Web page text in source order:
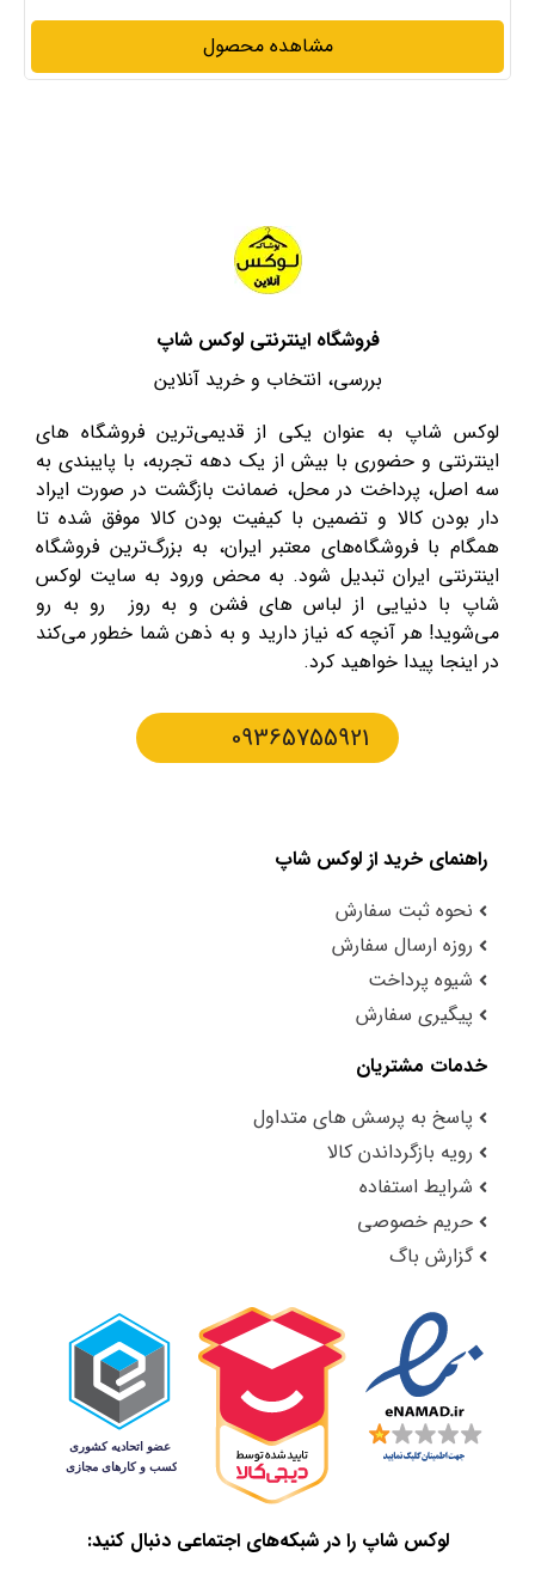
مشاهده محصول
فروشگاه اینترنتی لوکس شاپ
بررسی، انتخاب و خرید آنلاین
لوکس شاپ به عنوان یکی از قدیمی‌ترین فروشگاه های
اینترنتی و حضوری با بیش از یک دهه تجربه، با پایبندی به
سه اصل، پرداخت در محل، ضمانت بازگشت در صورت ایراد
دار بودن کالا و تضمین با کیفیت بودن کالا موفق شده تا
همگام با فروشگاه‌های معتبر ایران، به بزرگ‌ترین فروشگاه
اینترنتی ایران تبدیل شود. به محض ورود به سایت لوکس
شاپ با دنیایی از لباس های فشن و به روز رو به رو
می‌شوید! هر آنچه که نیاز دارید و به ذهن شما خطور می‌کند
در اینجا پیدا خواهید کرد.
09365755921
راهنمای خرید از لوکس شاپ
نحوه ثبت سفارش
روزه ارسال سفارش
شیوه پرداخت
پیگیری سفارش
خدمات مشتریان
پاسخ به پرسش های متداول
رویه بازگرداندن کالا
شرایط استفاده
حریم خصوصی
گزارش باگ
لوکس شاپ را در شبکه‌های اجتماعی دنبال کنید: